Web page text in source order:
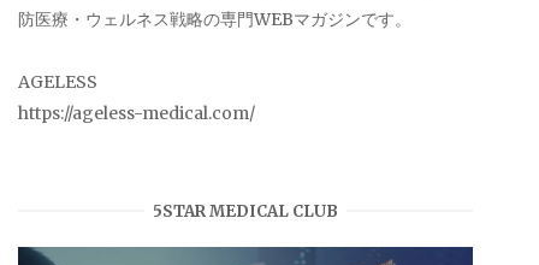
防医療・ウェルネス戦略の専門WEBマガジンです。
AGELESS
https://ageless-medical.com/
5STAR MEDICAL CLUB